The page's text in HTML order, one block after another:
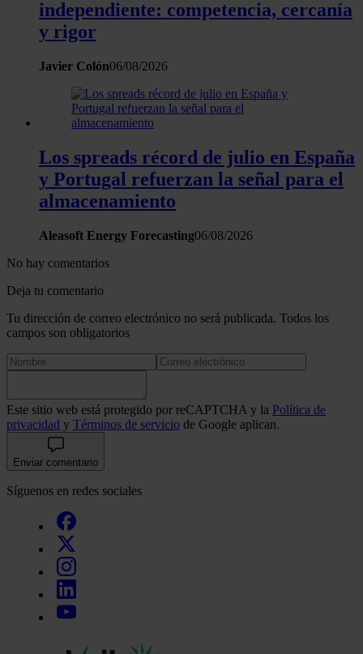
que les haya proporcionado o que hayan recopilado a
partir del uso que haya hecho de sus servicios.
independiente: competencia, cercanía
y rigor
Javier Colón06/08/2026
Los spreads récord de julio en España
y Portugal refuerzan la señal para el
almacenamiento
Aleasoft Energy Forecasting06/08/2026
No hay comentarios
Deja tu comentario
Tu dirección de correo electrónico no será publicada. Todos los
campos son obligatorios
Este sitio web está protegido por reCAPTCHA y la Política de
privacidad y Términos de servicio de Google aplican.
Enviar comentario
Síguenos en redes sociales